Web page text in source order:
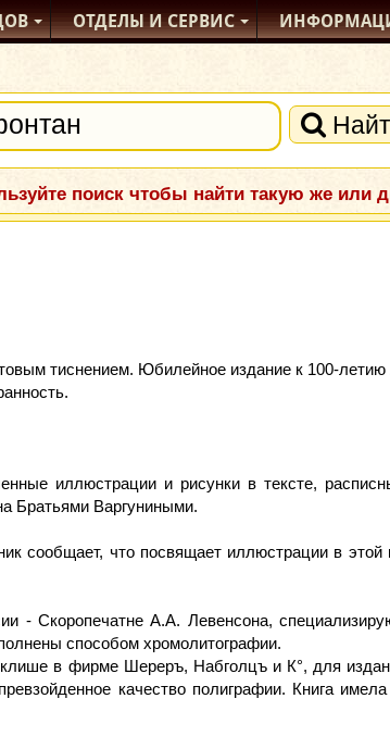
ОТДЕЛЫИ СЕРВИС
поиск чтобы найти такую же или
тиснением. Юбилейное издание к 100-
иллюстрации и рисунки в тексте,
Братьями Варгуниными.
что посвящает иллюстрации в этой
- Скоропечатне А.А. Левенсона,
способом хромолитографии.
в фирме Шереръ, Набголцъ и К°, для
качество полиграфии. Книга